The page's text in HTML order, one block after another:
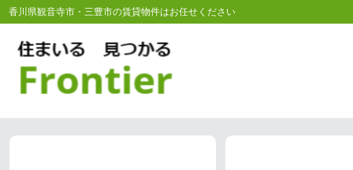
香川県観音寺市・三豊市の賃貸物件はお任せください